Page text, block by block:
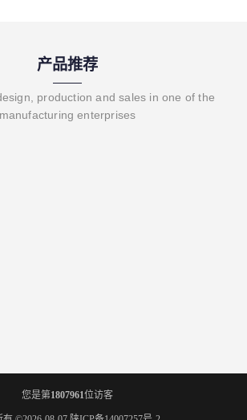
产品推荐
production and sales in one of the
manufacturing enterprises
您是第1807961位访客